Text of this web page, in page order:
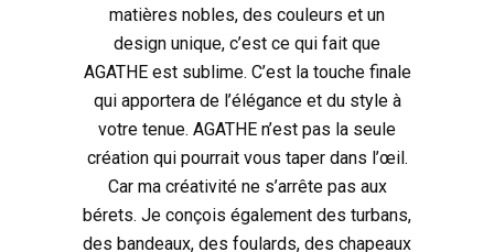
matières nobles, des couleurs et un
design unique, c’est ce qui fait que
AGATHE est sublime. C’est la touche finale
qui apportera de l’élégance et du style à
votre tenue. AGATHE n’est pas la seule
création qui pourrait vous taper dans l’œil.
Car ma créativité ne s’arrête pas aux
bérets. Je conçois également des turbans,
des bandeaux, des foulards, des chapeaux